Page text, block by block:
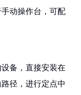
动操作台，可配
备，直接安装在
径，进行定点中